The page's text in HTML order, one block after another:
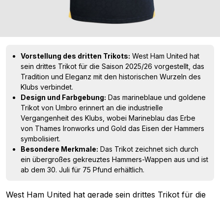
Vorstellung des dritten Trikots: West Ham United hat
sein drittes Trikot für die Saison 2025/26 vorgestellt, das
Tradition und Eleganz mit den historischen Wurzeln des
Klubs verbindet.
Design und Farbgebung: Das marineblaue und goldene
Trikot von Umbro erinnert an die industrielle
Vergangenheit des Klubs, wobei Marineblau das Erbe
von Thames Ironworks und Gold das Eisen der Hammers
symbolisiert.
Besondere Merkmale: Das Trikot zeichnet sich durch
ein übergroßes gekreuztes Hammers-Wappen aus und ist
ab dem 30. Juli für 75 Pfund erhältlich.
West Ham United hat gerade sein drittes Trikot für die